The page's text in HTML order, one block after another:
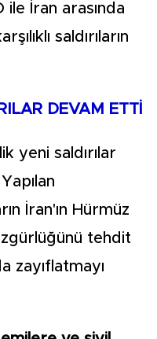
ile İran arasında
saldırıların
DEVAM ETTİ
yeni saldırılar
İran'ın Hürmüz
tehdit
zayıflatmayı